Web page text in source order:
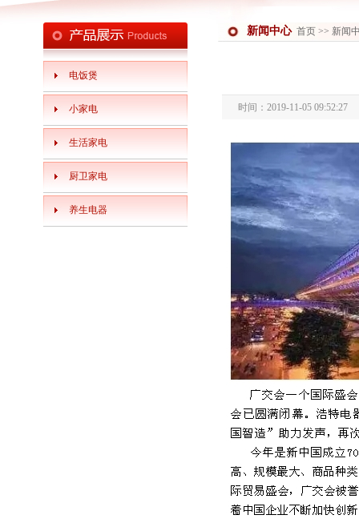
首页 >> 新闻
新闻中心
时间：2019-11-05 09:52:27
电饭煲
小家电
生活家电
厨卫家电
养生电器